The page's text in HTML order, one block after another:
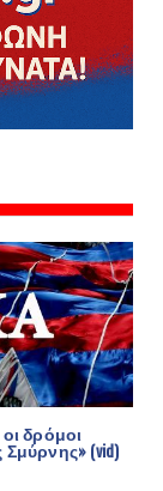
δρόμοι
(vid)